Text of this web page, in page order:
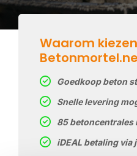
Waarom
Goedkoop beton
Snelle levering
85 betoncentrales
iDEAL betaling via